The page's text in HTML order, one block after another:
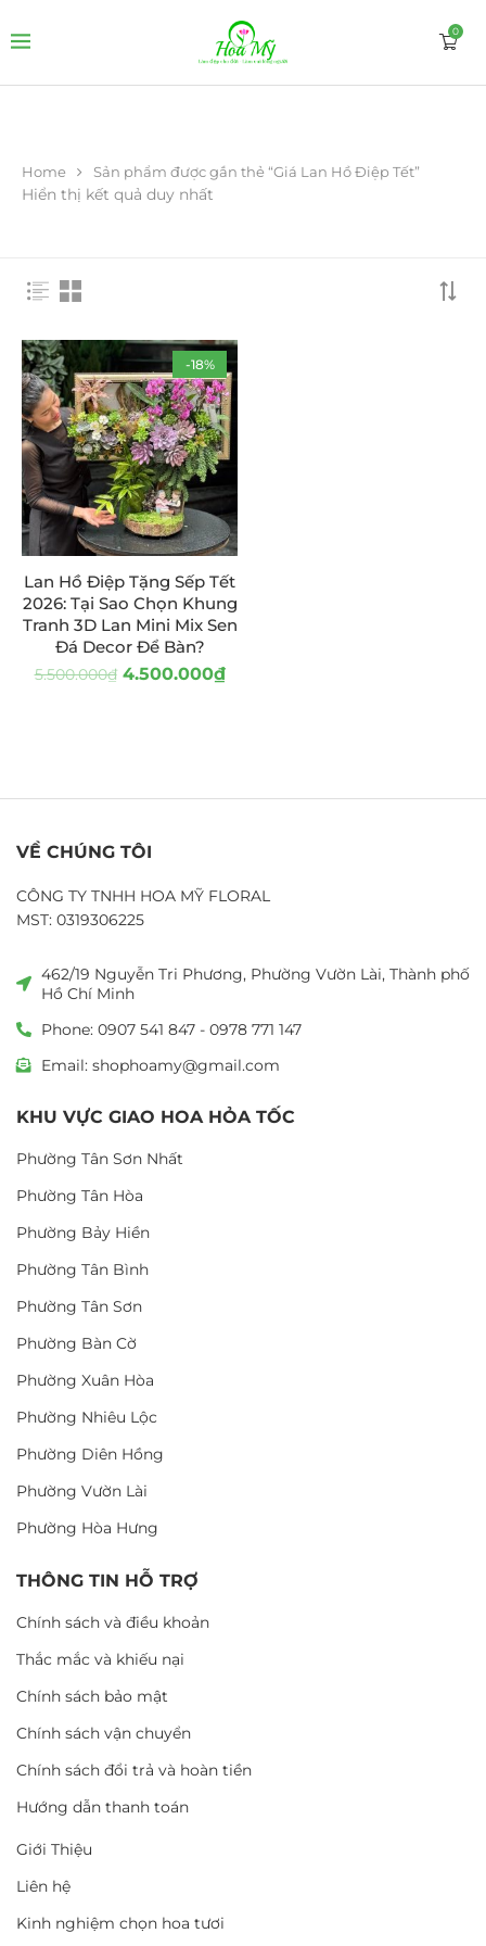
0
Home Sản phẩm được gắn thẻ “Giá Lan Hồ Điệp Tết”
Hiển thị kết quả duy nhất
-18%
Lan Hồ Điệp Tặng Sếp Tết
2026: Tại Sao Chọn Khung
Tranh 3D Lan Mini Mix Sen
Đá Decor Để Bàn?
5.500.000₫ 4.500.000₫
VỀ CHÚNG TÔI
CÔNG TY TNHH HOA MỸ FLORAL
MST: 0319306225
462/19 Nguyễn Tri Phương, Phường Vườn Lài, Thành phố
Hồ Chí Minh
Phone: 0907 541 847 - 0978 771 147
Email: shophoamy@gmail.com
KHU VỰC GIAO HOA HỎA TỐC
Phường Tân Sơn Nhất
Phường Tân Hòa
Phường Bảy Hiền
Phường Tân Bình
Phường Tân Sơn
Phường Bàn Cờ
Phường Xuân Hòa
Phường Nhiêu Lộc
Phường Diên Hồng
Phường Vườn Lài
Phường Hòa Hưng
THÔNG TIN HỖ TRỢ
Chính sách và điều khoản
Thắc mắc và khiếu nại
Chính sách bảo mật
Chính sách vận chuyển
Chính sách đổi trả và hoàn tiền
Hướng dẫn thanh toán
Giới Thiệu
Liên hệ
Kinh nghiệm chọn hoa tươi